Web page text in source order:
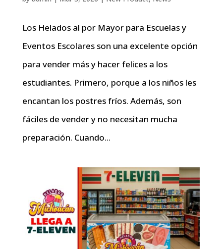
Los Helados al por Mayor para Escuelas y
Eventos Escolares son una excelente opción
para vender más y hacer felices a los
estudiantes. Primero, porque a los niños les
encantan los postres fríos. Además, son
fáciles de vender y no necesitan mucha
preparación. Cuando...